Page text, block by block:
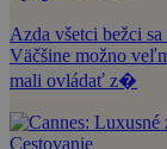
Azda všetci bežci
Väčšine možno
mali ovládať z�
Cestovanie